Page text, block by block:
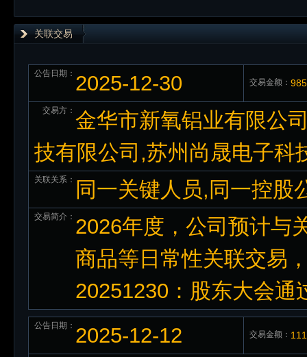
关联交易
公告日期： 2025-12-30 交易金额：
交易方： 金华市新氧铝业有限公
技有限公司,苏州尚晟电子科
关联关系： 同一关键人员,同一控股
交易简介： 2026年度，公司预计与
商品等日常性关联交易
20251230：股东大会通
公告日期： 2025-12-12 交易金额：